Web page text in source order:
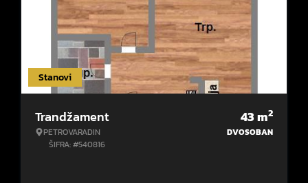
Stanovi
Trandžament
PETROVARADIN
ŠIFRA: #540816
43m2
DVOSOBAN